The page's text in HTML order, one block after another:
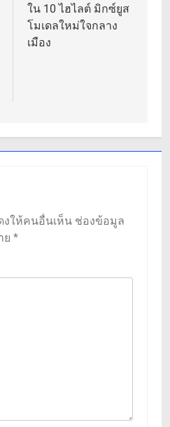
ใน 10 ไฮไลต์ มิกซ์ยูส
โมเดลใหม่ใจกลาง
เมือง
งให้คนอื่นเห็น ช่องข้อมูล
ย *